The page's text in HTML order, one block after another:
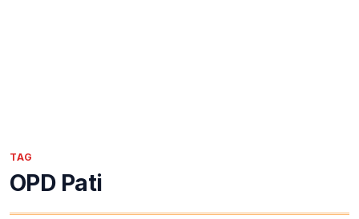
TAG
OPD Pati